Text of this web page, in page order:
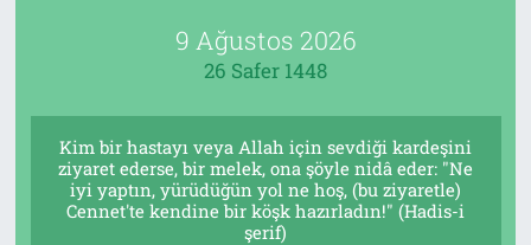
9 Ağustos 2026
26 Safer 1448
Kim bir hastayı veya Allah için sevdiği kardeşini
ziyaret ederse, bir melek, ona şöyle nidâ eder: "Ne
iyi yaptın, yürüdüğün yol ne hoş, (bu ziyaretle)
Cennet'te kendine bir köşk hazırladın!" (Hadis-i
şerif)
Dergi
Tarih
Dergi
İletişim
Son Dakika Haberleri